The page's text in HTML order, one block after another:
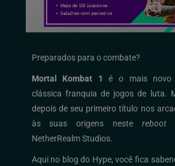
Preparados para o combate?
Mortal Kombat 1
é o mais novo
clássica franquia de jogos de luta.
depois de seu primeiro título nos
às suas origens neste reboot
NetherRealm Studios.
Aqui no blog do Hype, você fica